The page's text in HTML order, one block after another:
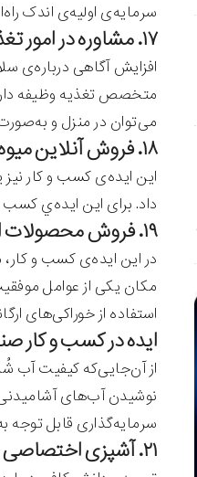
سرمایه‌ی اولیه‌ی اندک
۱۷. مشاوره در امور تغذیه
افزایش آگاهی درباره‌ی
متخصص تغذیه وظیفه
می‌توان در منزل و
۱۸. فروش آنلاین میوه و سبزیجات
این ایده‌ی کسب و کار
داد. برای این ایده‌ي کسب
۱۹. فروش محصولات ارگانیک
در این ایده‌ی کسب و
مکان یکی از عوامل
استفاده از خوراکی‌های
ایده در کسب و کار صنایع غذایی ۲۰:
از آن‌جایی‌که کیفیت آب
نوشیدن آب‌های
سرمایه‌گذاری قابل توجه
۲۱. آشپزی اختصاصی (سرآشپز شخصی)